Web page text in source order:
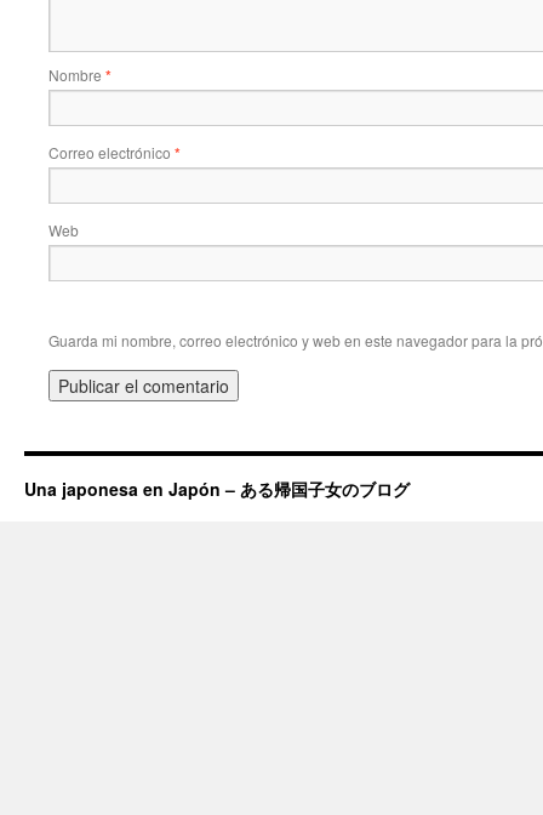
Nombre *
Correo electrónico *
Web
Guarda mi nombre, correo electrónico y web en este navegador para la
Una japonesa en Japón – ある帰国子女のブログ